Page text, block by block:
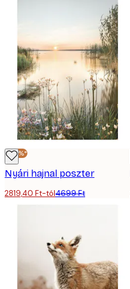
-40%*
Nyári hajnal poszter
2819,40 Ft-tól4699 Ft